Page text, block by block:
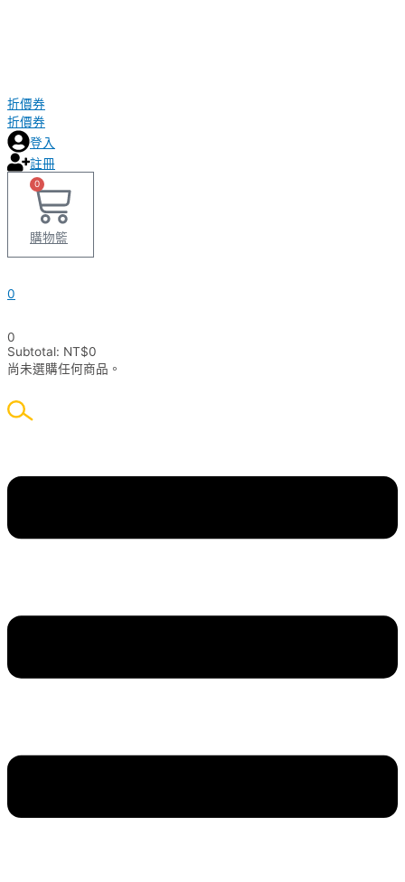
折價券
折價券
登入
註冊
0
購物籃
0
0
Subtotal: NT$0
尚未選購任何商品。